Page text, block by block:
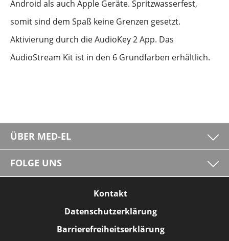
Android als auch Apple Geräte. Spritzwasserfest,
somit sind dem Spaß keine Grenzen gesetzt.
Aktivierung durch die AudioKey 2 App. Das
AudioStream Kit ist in den 6 Grundfarben erhältlich.
ÜBER MED-EL
FOLGE UNS
Kontakt
Datenschutzerklärung
Barrierefreiheitserklärung